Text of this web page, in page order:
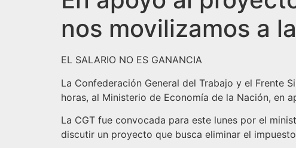
nos movilizamos a
EL SALARIO NO ES GANANCIA
La Confederación General del Trabajo y el Frente
horas, al Ministerio de Economía de la Nación, en
La CGT fue convocada para este lunes por el
discutir un proyecto que busca eliminar el